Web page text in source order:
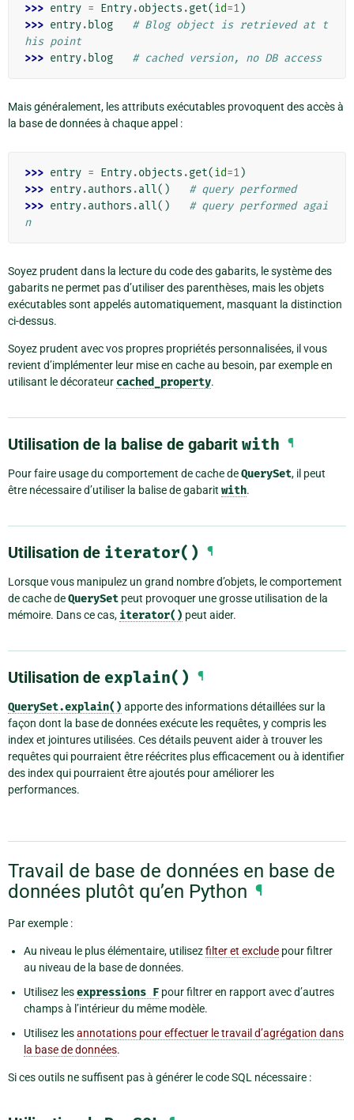
>>> entry = Entry.objects .get(id=1)
>>> entry. blog
# Blog object is retrieved at t
his point
>>> entry. blog # cached version, no DB access
Mais généralement, les attributs exécutables provoquent des accès à
la base de données à chaque appel :
>>> entry = Entry.objects .get(id=1)
>>> entry.authors .all()
# query performed
>>> entry.authors .all()
# query performed agai
n
Soyez prudent dans la lecture du code des gabarits, le système des
gabarits ne permet pas d’utiliser des parenthèses, mais les objets
exécutables sont appelés automatiquement, masquant la distinction
ci-dessus.
Soyez prudent avec vos propres propriétés personnalisées, il vous
revient d’implémenter leur mise en cache au besoin, par exemple en
utilisant le décorateur cached_property.
Utilisation de la balise de gabarit with ¶
Pour faire usage du comportement de cache deQuerySet, il peut
être nécessaire d’utiliser la balise de gabarit with.
Utilisation de iterator() ¶
Lorsque vous manipulez un grand nombre d’objets, le comportement
de cache deQuerySet peut provoquer une grosse utilisation de la
mémoire. Dans ce cas, iterator() peut aider.
Utilisation de explain() ¶
QuerySet.explain() apporte des informations détaillées sur la
façon dont la base de données exécute les requêtes, y compris les
index et jointures utilisées. Ces détails peuvent aider à trouver les
requêtes qui pourraient être réécrites plus efficacement ou à identifier
des index qui pourraient être ajoutés pour améliorer les
performances.
Travail de base de données en base de
données plutôt qu’en Python ¶
Par exemple :
Au niveau le plus élémentaire, utilisezfilter et exclude pour filtrer
au niveau de la base de données.
Utilisez lesexpressions F pour filtrer en rapport avec d’autres
champs à l’intérieur du même modèle.
Utilisez lesannotations pour effectuer le travail d’agrégation dans
la base de données.
Si ces outils ne suffisent pas à générer le code SQL nécessaire :